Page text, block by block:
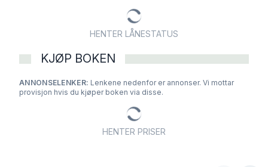
HENTER LÅNESTATUS
KJØP BOKEN
ANNONSELENKER: Lenkene nedenfor er annonser. Vi mottar
provisjon hvis du kjøper boken via disse.
HENTER PRISER